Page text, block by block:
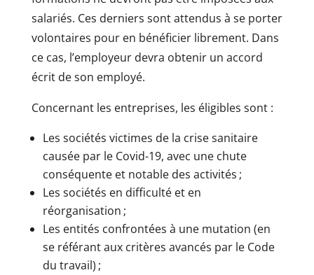
salariés. Ces derniers sont attendus à se porter
volontaires pour en bénéficier librement. Dans
ce cas, l’employeur devra obtenir un accord
écrit de son employé.
Concernant les entreprises, les éligibles sont :
Les sociétés victimes de la crise sanitaire
causée par le Covid-19, avec une chute
conséquente et notable des activités ;
Les sociétés en difficulté et en
réorganisation ;
Les entités confrontées à une mutation (en
se référant aux critères avancés par le Code
du travail) ;